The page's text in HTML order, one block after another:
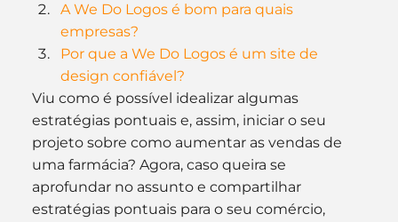
A We Do Logos é bom para quais
empresas?
Por que a We Do Logos é um site de
design confiável?
Viu como é possível idealizar algumas
estratégias pontuais e, assim, iniciar o seu
projeto sobre como aumentar as vendas de
uma farmácia? Agora, caso queira se
aprofundar no assunto e compartilhar
estratégias pontuais para o seu comércio,